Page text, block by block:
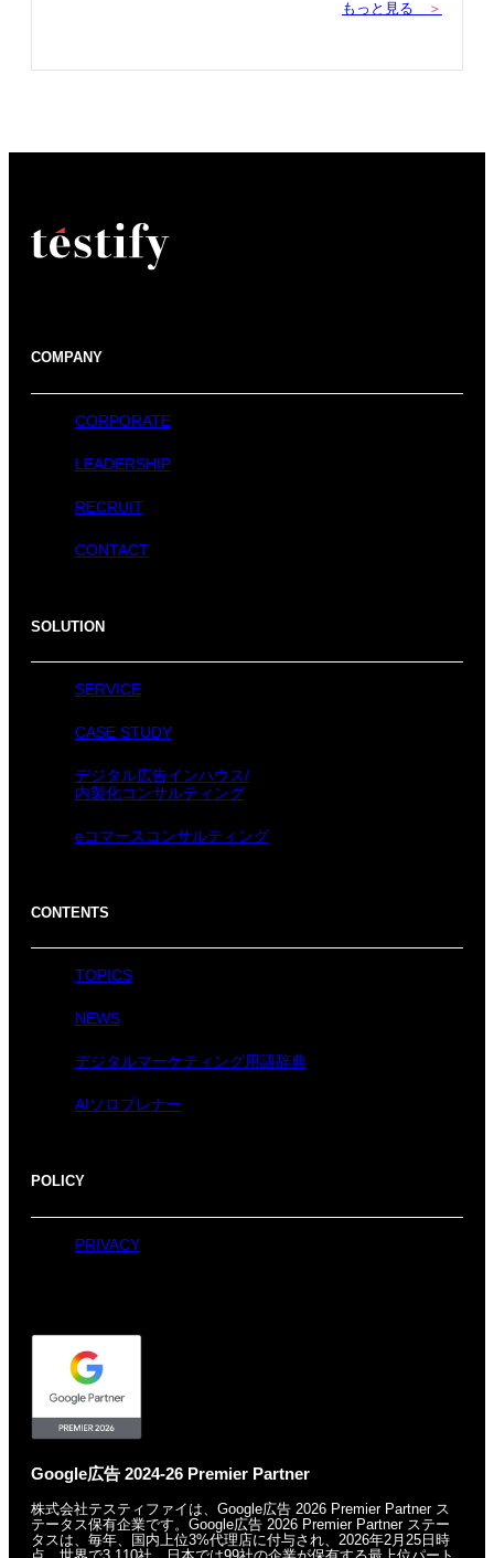
もっと見る ＞
COMPANY
CORPORATE
LEADERSHIP
RECRUIT
CONTACT
SOLUTION
SERVICE
CASE STUDY
デジタル広告インハウス/
内製化コンサルティング
eコマースコンサルティング
CONTENTS
TOPICS
NEWS
デジタルマーケティング用語辞典
AIソロプレナー
POLICY
PRIVACY
Google広告 2024-26 Premier Partner
株式会社テスティファイは、Google広告 2026 Premier Partner ス
テータス保有企業です。 Google広告 2026 Premier Partner ステー
タスは、毎年、国内上位3%代理店に付与され、
2026年2月25日時